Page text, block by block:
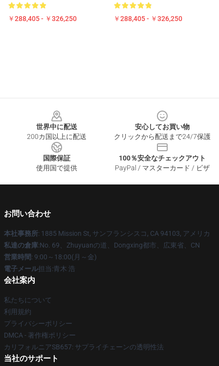
￥288,405 - ￥326,250 ￥288,405 - ￥326,250
世界中に配送
200カ国以上に配送
安心してお買い物
クリックから配送まで24/7保護
国際保証
使用国で提供
100％安全なチェックアウト
PayPal / マスターカード / ビザ
お問い合わせ
本社事務所: 1885 Mission St, サンフランシスコ, CA 94103, アメリカ
私達の倉庫:No. 69、Zhuyuanの道、Dongxing都市、広東省、CN
営業時間: 9:00～18:00(月～金)
電子メール担当:青木 浩
会社案内
私たちについて
利用規約
プライバシーポリシー
DMCA - 著作権ポリシー
カリフォルニアSB657: サプライチェーンの透明性法
当社のサポート